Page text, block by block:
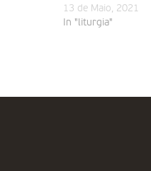
13 de Maio, 2021
In "liturgia"